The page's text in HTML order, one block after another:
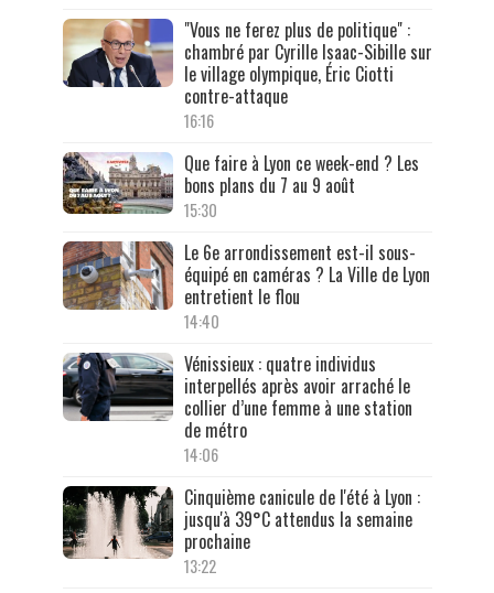
"Vous ne ferez plus de politique" :
chambré par Cyrille Isaac-Sibille sur
le village olympique, Éric Ciotti
contre-attaque
16:16
Que faire à Lyon ce week-end ? Les
bons plans du 7 au 9 août
15:30
Le 6e arrondissement est-il sous-
équipé en caméras ? La Ville de Lyon
entretient le flou
14:40
Vénissieux : quatre individus
interpellés après avoir arraché le
collier d’une femme à une station
de métro
14:06
Cinquième canicule de l'été à Lyon :
jusqu'à 39°C attendus la semaine
prochaine
13:22